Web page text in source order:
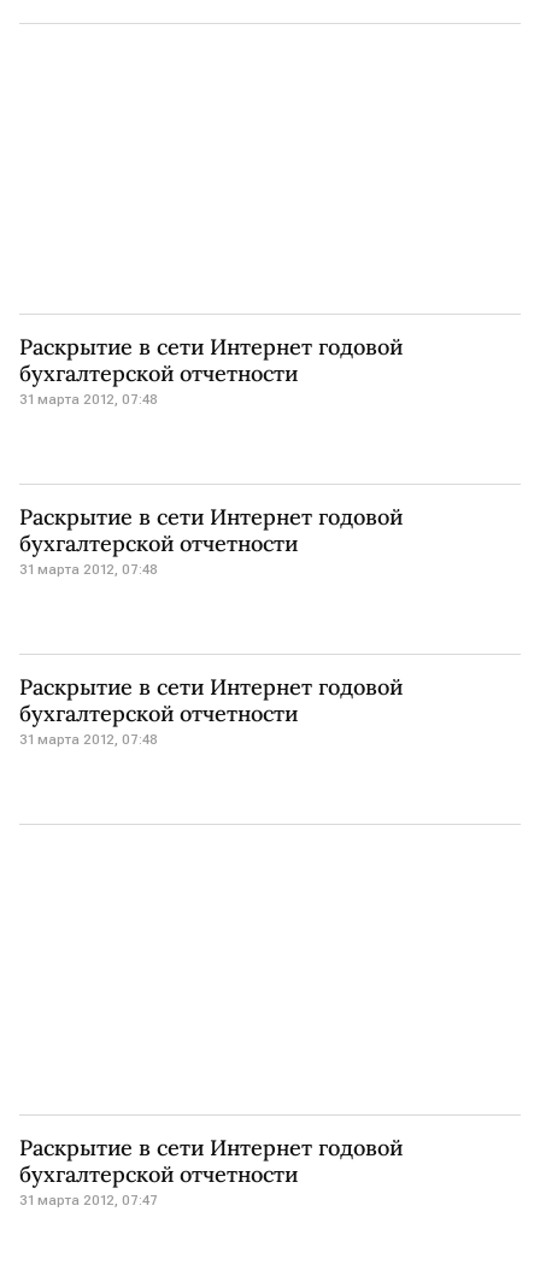
Раскрытие в сети Интернет годовой
бухгалтерской отчетности
31 марта 2012, 07:48
Раскрытие в сети Интернет годовой
бухгалтерской отчетности
31 марта 2012, 07:48
Раскрытие в сети Интернет годовой
бухгалтерской отчетности
31 марта 2012, 07:48
Раскрытие в сети Интернет годовой
бухгалтерской отчетности
31 марта 2012, 07:47